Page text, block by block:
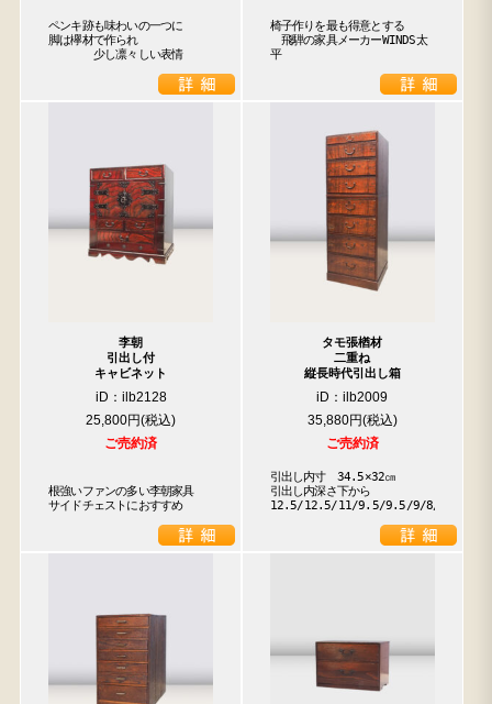
ペンキ跡も味わいの一つに
脚は欅材で作られ
少し凛々しい表情
椅子作りを最も得意とする
飛騨の家具メーカーWINDS太
平
李朝
引出し付
キャビネット
iD：ilb2128
25,800円
ご売約済
根強いファンの多い李朝家具
サイドチェストにおすすめ
タモ張楢材
二重ね
縦長時代引出し箱
iD：ilb2009
35,880円
ご売約済
引出し内寸　34.5×32㎝
引出し内深さ下から
12.5/12.5/11/9.5/9.5/9/8/3.5